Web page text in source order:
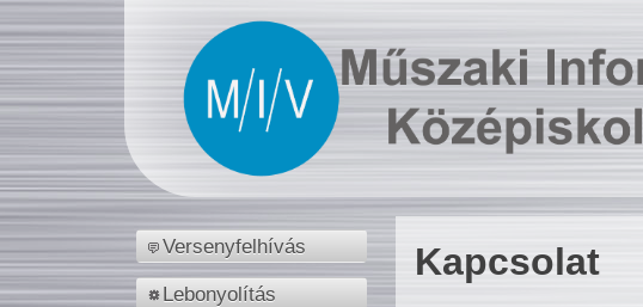
Versenyfelhívás
Lebonyolítás
Kapcsolat